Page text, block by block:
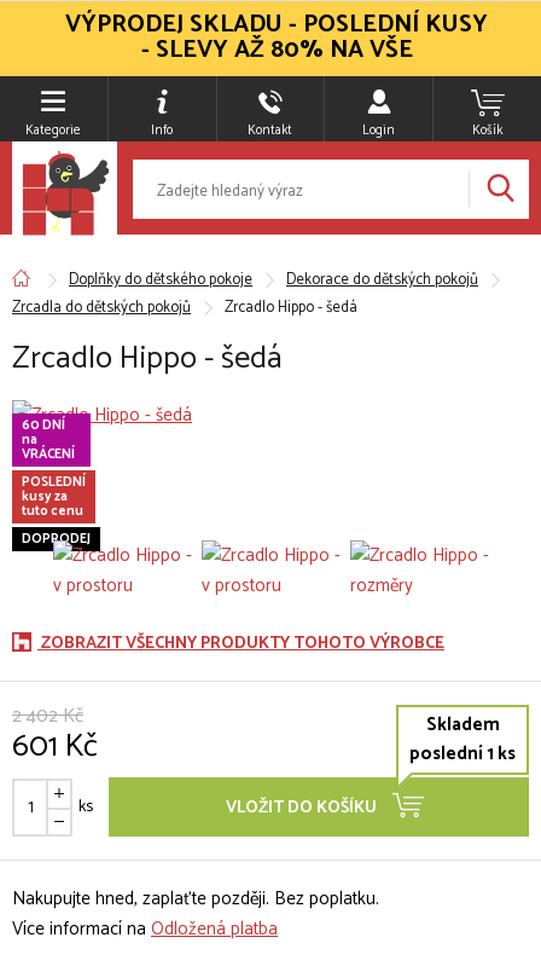
Kategorie Info Kontakt Login Košík
Doplňky do dětského pokoje
Dekorace do dětských pokojů
Zrcadla do dětských pokojů
Zrcadlo Hippo - šedá
Zrcadlo Hippo - šedá
60 DNÍ
na
VRÁCENÍ
POSLEDNÍ
kusy za
tuto cenu
DOPRODEJ
ZOBRAZIT VŠECHNY PRODUKTY TOHOTO VÝROBCE
2 402 Kč
601 Kč
Skladem
poslední 1 ks
ks VLOŽIT DO KOŠÍKU
Nakupujte hned, zaplaťte později. Bez poplatku.
Více informací na Odložená platba
VÝPRODEJ SKLADU - POSLEDNÍ KUSY
- SLEVY AŽ 80% NA VŠE